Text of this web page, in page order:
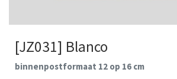
[JZ031] Blanco
binnenpostformaat 12 op 16 cm